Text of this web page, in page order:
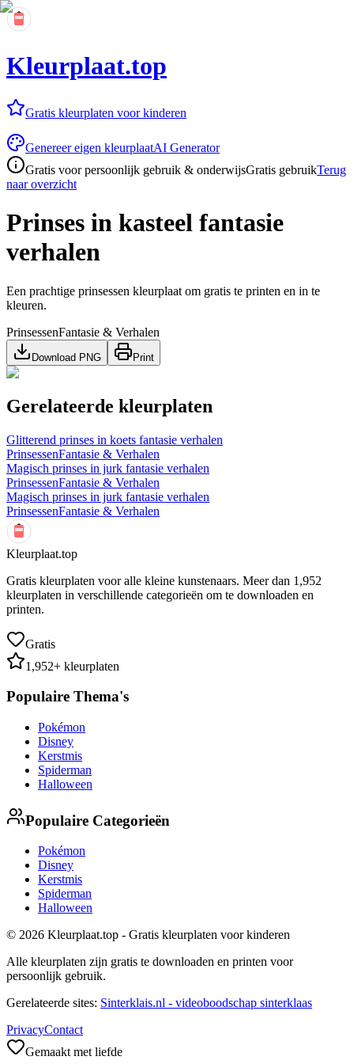
Kleurplaat.top
Gratis kleurplaten voor kinderen
Genereer eigen kleurplaatAI Generator
Gratis voor persoonlijk gebruik & onderwijsGratis gebruikTerug
naar overzicht
Prinses in kasteel fantasie
verhalen
Een prachtige prinsessen kleurplaat om gratis te printen en in te
kleuren.
PrinsessenFantasie & Verhalen
Download PNG Print
Gerelateerde kleurplaten
Glitterend prinses in koets fantasie verhalen
PrinsessenFantasie & Verhalen
Magisch prinses in jurk fantasie verhalen
PrinsessenFantasie & Verhalen
Magisch prinses in jurk fantasie verhalen
PrinsessenFantasie & Verhalen
Kleurplaat.top
Gratis kleurplaten voor alle kleine kunstenaars. Meer dan 1,952
kleurplaten in verschillende categorieën om te downloaden en
printen.
Gratis
1,952+ kleurplaten
Populaire Thema's
Pokémon
Disney
Kerstmis
Spiderman
Halloween
Populaire Categorieën
Pokémon
Disney
Kerstmis
Spiderman
Halloween
© 2026 Kleurplaat.top - Gratis kleurplaten voor kinderen
Alle kleurplaten zijn gratis te downloaden en printen voor
persoonlijk gebruik.
Gerelateerde sites: Sinterklais.nl - videoboodschap sinterklaas
PrivacyContact
Gemaakt met liefde